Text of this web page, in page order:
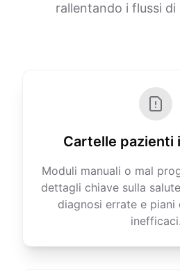
rallentando i flussi
Cartelle pazienti
Moduli manuali o mal
dettagli chiave sulla
diagnosi errate e
inefficaci.